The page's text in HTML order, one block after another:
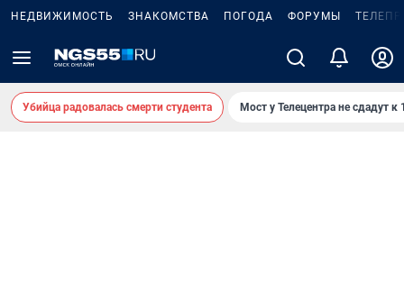
НЕДВИЖИМОСТЬ ЗНАКОМСТВА ПОГОДА ФОРУМЫ
Убийца радовалась смерти студента Мост у Телецентра не сдадут к